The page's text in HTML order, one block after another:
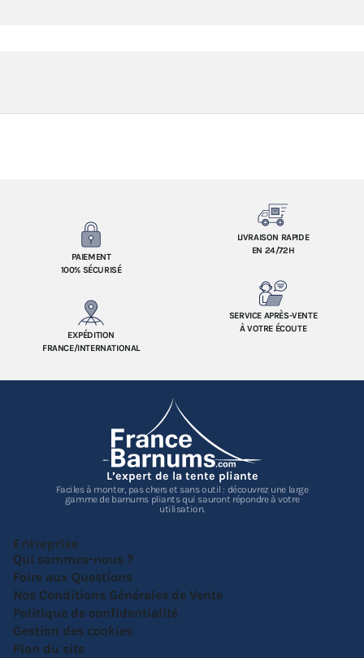
PAIEMENT
100% SÉCURISÉ
LIVRAISON RAPIDE
EN 24/72H
EXPÉDITION
FRANCE/INTERNATIONAL
SERVICE APRÈS-VENTE
À VOTRE ÉCOUTE
L’expert de la tente pliante
Faciles à monter, pas chers et sans outil : découvrez une large
gamme de barnums pliants qui sauront répondre à votre
utilisation.
Entreprise
Qui sommes-nous ?
Foire aux Questions
Nos Conditions Générales de Vente
Politique de confidentialité
Gestion des cookies
Plan du site